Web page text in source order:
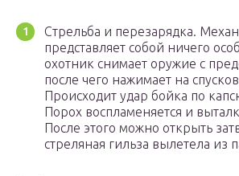
Стрельба и перезарядка.
представляет собой ничего
охотник снимает оружие с
после чего нажимает на
Происходит удар бойка по
Порох воспламеняется и
После этого можно открыть
стреляная гильза вылетела из